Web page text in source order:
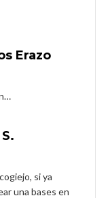
Erazo
si ya
una bases en